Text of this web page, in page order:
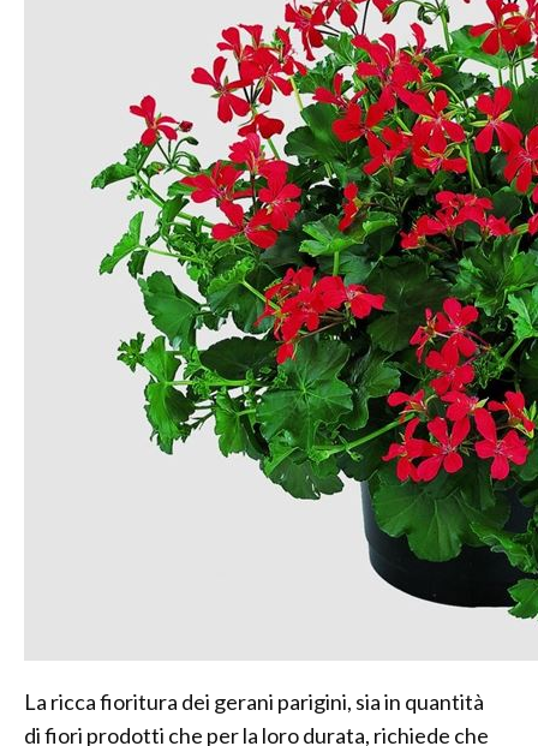
La ricca fioritura dei gerani parigini, sia in quantità
di fiori prodotti che per la loro durata, richiede che